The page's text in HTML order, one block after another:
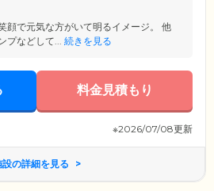
顔で元気な方がいて明るイメージ。 他
プなどして... 続きを見る
料金見積もり
※2026/07/08更新
設の詳細を見る